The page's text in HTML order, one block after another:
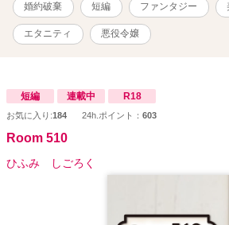
婚約破棄 短編 ファンタジー
エタニティ 悪役令嬢
短編 連載中 R18
お気に入り:184 24h.ポイント： 603
Room 510
ひふみ しごろく